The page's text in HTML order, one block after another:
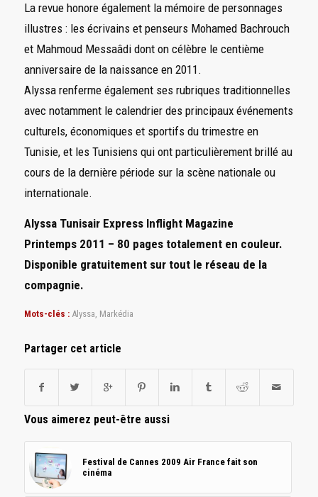
La revue honore également la mémoire de personnages
illustres : les écrivains et penseurs Mohamed Bachrouch
et Mahmoud Messaâdi dont on célèbre le centième
anniversaire de la naissance en 2011.
Alyssa renferme également ses rubriques traditionnelles
avec notamment le calendrier des principaux événements
culturels, économiques et sportifs du trimestre en
Tunisie, et les Tunisiens qui ont particulièrement brillé au
cours de la dernière période sur la scène nationale ou
internationale.
Alyssa Tunisair Express Inflight Magazine
Printemps 2011 – 80 pages totalement en couleur.
Disponible gratuitement sur tout le réseau de la
compagnie.
Mots-clés : Alyssa Markédia
Partager cet article
Vous aimerez peut-être aussi
Festival de Cannes 2009 Air France fait son
cinéma